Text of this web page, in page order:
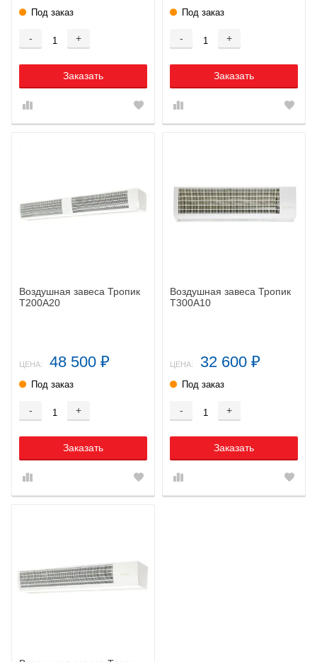
Под заказ
- +
Заказать
Под заказ
- +
Заказать
Воздушная завеса Тропик
Т200А20
ЦЕНА: 48 500 ₽
Под заказ
- +
Заказать
Воздушная завеса Тропик
Т300А10
ЦЕНА: 32 600 ₽
Под заказ
- +
Заказать